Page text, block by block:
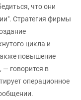
что они
Стратегия фирмы
цикла и
повышение
— говорится в
операционное